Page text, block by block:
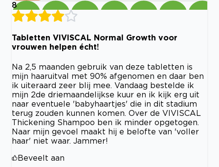
8
Tabletten VIVISCAL Normal Growth voor
vrouwen helpen écht!
Na 2,5 maanden gebruik van deze tabletten is
mijn haaruitval met 90% afgenomen en daar ben
ik uiteraard zeer blij mee. Vandaag bestelde ik
mijn 2de driemaandelijkse kuur en ik kijk erg uit
naar eventuele 'babyhaartjes' die in dit stadium
terug zouden kunnen komen. Over de VIVISCAL
Thickening Shampoo ben ik minder opgetogen.
Naar mijn gevoel maakt hij e belofte van 'voller
haar' niet waar. Jammer!
Beveelt aan